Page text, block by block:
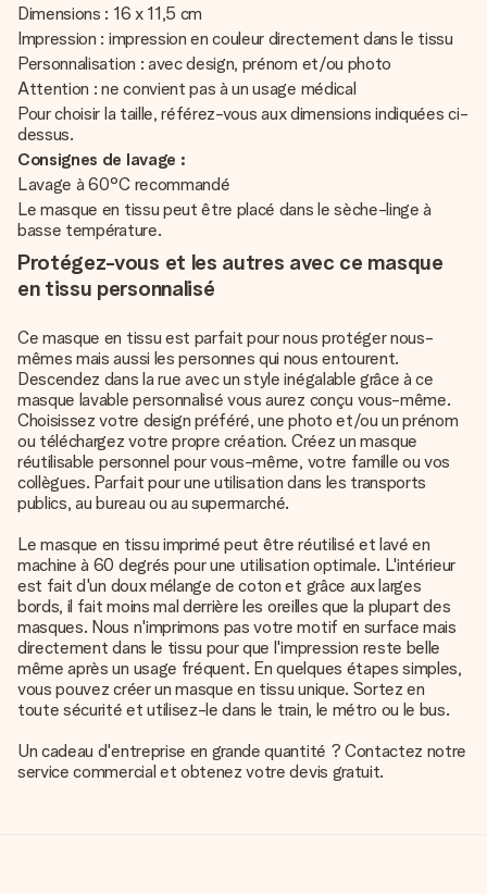
Dimensions : 16 x 11,5 cm
Impression : impression en couleur directement dans le tissu
Personnalisation : avec design, prénom et/ou photo
Attention : ne convient pas à un usage médical
Pour choisir la taille, référez-vous aux dimensions indiquées ci-
dessus.
Consignes de lavage :
Lavage à 60°C recommandé
Le masque en tissu peut être placé dans le sèche-linge à
basse température.
Protégez-vous et les autres avec ce masque
en tissu personnalisé
Ce masque en tissu est parfait pour nous protéger nous-
mêmes mais aussi les personnes qui nous entourent.
Descendez dans la rue avec un style inégalable grâce à ce
masque lavable personnalisé vous aurez conçu vous-même.
Choisissez votre design préféré, une photo et/ou un prénom
ou téléchargez votre propre création. Créez un masque
réutilisable personnel pour vous-même, votre famille ou vos
collègues. Parfait pour une utilisation dans les transports
publics, au bureau ou au supermarché.
Le masque en tissu imprimé peut être réutilisé et lavé en
machine à 60 degrés pour une utilisation optimale. L'intérieur
est fait d'un doux mélange de coton et grâce aux larges
bords, il fait moins mal derrière les oreilles que la plupart des
masques. Nous n'imprimons pas votre motif en surface mais
directement dans le tissu pour que l'impression reste belle
même après un usage fréquent. En quelques étapes simples,
vous pouvez créer un masque en tissu unique. Sortez en
toute sécurité et utilisez-le dans le train, le métro ou le bus.
Un cadeau d'entreprise en grande quantité ? Contactez notre
service commercial et obtenez votre devis gratuit.